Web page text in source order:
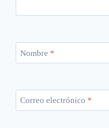
Nombre *
Correo electrónico *